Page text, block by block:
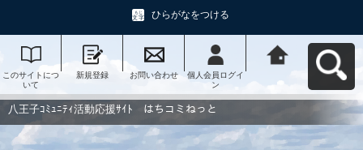
ひらがなをつける
このサイトにつ
いて
新規登録 お問い合わせ
個人会員ログイ
ン
動応援ｻｲﾄ はち
コミねっとへ戻
八王子ｺﾐｭﾆﾃｨ活動応援ｻｲﾄ はちコミねっと